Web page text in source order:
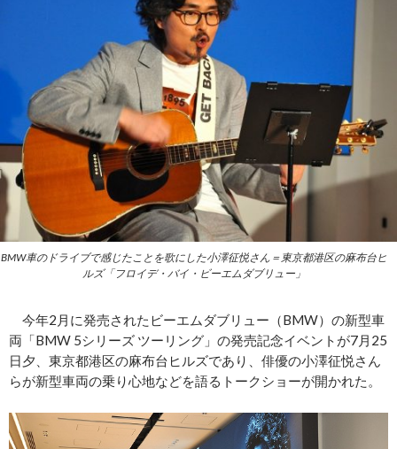
BMW車のドライブで感じたことを歌にした小澤征悦さん＝東京都港区の麻布台ヒ
ルズ「フロイデ・バイ・ビーエムダブリュー」
今年2月に発売されたビーエムダブリュー（BMW）の新型車
両「BMW 5シリーズ ツーリング」の発売記念イベントが7月25
日夕、東京都港区の麻布台ヒルズであり、俳優の小澤征悦さん
らが新型車両の乗り心地などを語るトークショーが開かれた。